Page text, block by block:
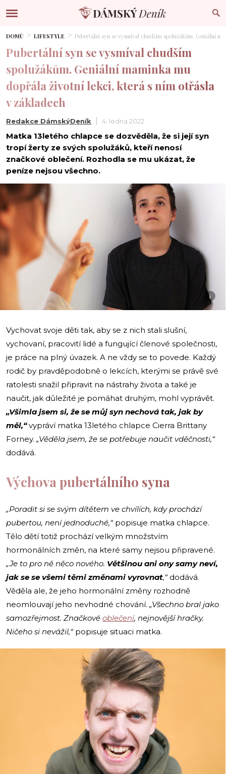
DOMŮ LIFESTYLE Pubertální syn se vysmíval chudším spolužákům. Geniální
Pubertální syn se vysmíval chudším
spolužákům. Geniální maminka mu
dopřála životní lekci, která s ním otřásla
v základech
Redakce DámskýDeník 4. ledna 2022
Matka 13letého chlapce se dozvěděla, že si její syn
tropí žerty ze svých spolužáků, kteří nenosí
značkové oblečení. Rozhodla se mu ukázat, že
peníze nejsou všechno.
i
Vychovat svoje děti tak, aby se z nich stali slušní,
vychovaní, pracovití lidé a fungující členové společnosti,
je práce na plný úvazek. A ne vždy se to povede. Každý
rodič by pravděpodobně o lekcích, kterými se právě své
ratolesti snažil připravit na nástrahy života a také je
naučit, jak důležité je pomáhat druhým, mohl vyprávět.
„Všimla jsem si, že se můj syn nechová tak, jak by
měl,“ vypráví matka 13letého chlapce Cierra Brittany
Forney. „Věděla jsem, že se potřebuje naučit vděčnosti,“
dodává.
Výchova pubertálního syna
„Poradit si se svým dítětem ve chvílích, kdy prochází
pubertou, není jednoduché,“popisuje matka chlapce.
Tělo dětí totiž prochází velkým množstvím
hormonálních změn, na které samy nejsou připravené.
„Je to pro ně něco nového. Většinou ani ony samy neví,
jak se se všemi těmi změnami vyrovnat,“ dodává.
Věděla ale, že jeho hormonální změny rozhodně
neomlouvají jeho nevhodné chování. „Všechno bral jako
samozřejmost. Značkové oblečení, nejnovější hračky.
Ničeho si nevážil,“ popisuje situaci matka.